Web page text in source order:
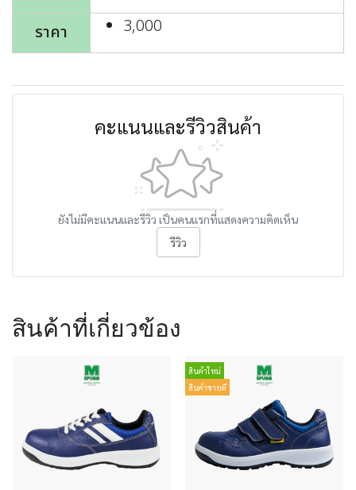
ราคา
3,000
คะแนนและรีวิวสินค้า
ยังไม่มีคะแนนและรีวิว เป็นคนแรกที่แสดงความคิดเห็น
รีวิว
สินค้าที่เกี่ยวข้อง
สินค้าใหม่
สินค้าขายดี